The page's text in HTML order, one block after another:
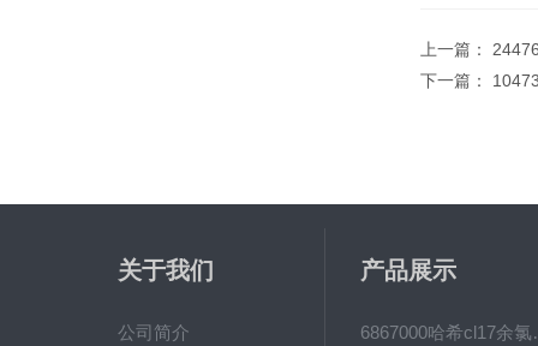
上一篇：
下一篇：
关于我们
公司简介
产品展示
6867000